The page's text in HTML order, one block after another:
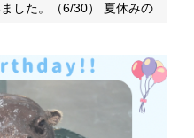
した。（6/30） 夏休みの